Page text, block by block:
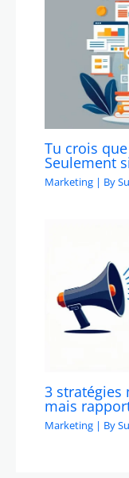
Tu crois
Seulement
Marketing | By
3 stratégies
mais
Marketing | By